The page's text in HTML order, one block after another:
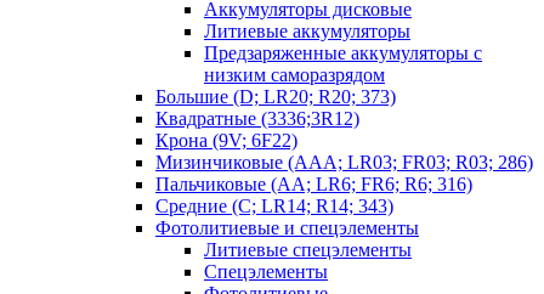
Аккумуляторы дисковые
Литиевые аккумуляторы
Предзаряженные аккумуляторы с
низким саморазрядом
Большие (D; LR20; R20; 373)
Квадратные (3336;3R12)
Крона (9V; 6F22)
Мизинчиковые (AAA; LR03; FR03; R03; 286)
Пальчиковые (AA; LR6; FR6; R6; 316)
Средние (C; LR14; R14; 343)
Фотолитиевые и спецэлементы
Литиевые спецэлементы
Спецэлементы